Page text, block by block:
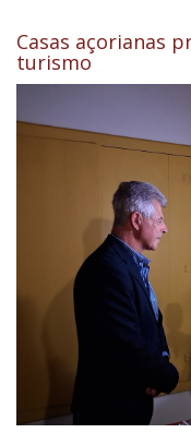
Casas açorianas
turismo